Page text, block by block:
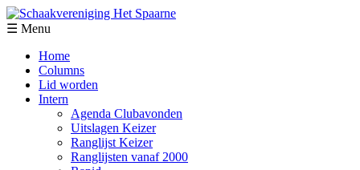
☰ Menu
Home
Columns
Lid worden
Intern
Agenda Clubavonden
Uitslagen Keizer
Ranglijst Keizer
Ranglijsten vanaf 2000